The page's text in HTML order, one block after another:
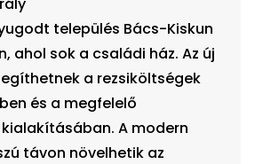
település Bács-Kiskun
ahol sok a családi ház. Az új
a rezsiköltségek
és a megfelelő
A modern
távon növelhetik az